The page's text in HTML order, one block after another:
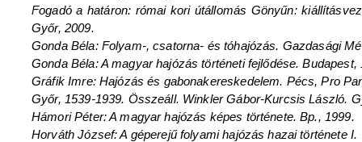
Fogadó a határon: római kori útállomás Gönyűn:
Győr, 2009.
Gonda Béla: Folyam-, csatorna- és tóhajózás. Gazdasági
Gonda Béla: A magyar hajózás történeti fejlődése. Budapest,
Gráfik Imre: Hajózás és gabonakereskedelem. Pécs, Pro
Győr, 1539-1939. Összeáll. Winkler Gábor-Kurcsis László.
Hámori Péter: A magyar hajózás képes története. Bp., 1999.
Horváth József: A géperejű folyami hajózás hazai története I.